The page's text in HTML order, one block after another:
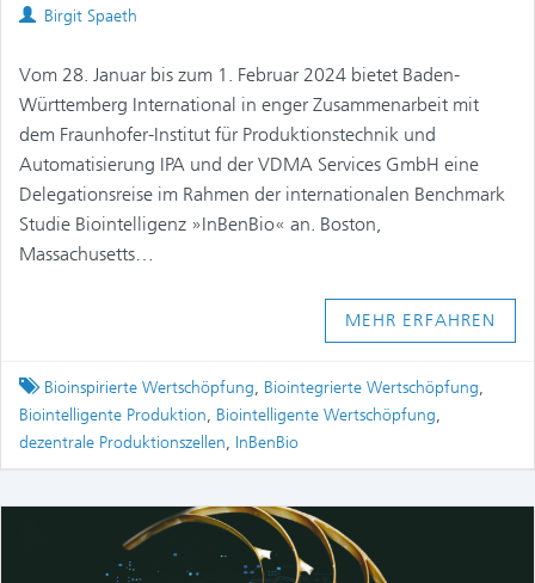
in
Authors
Birgit Spaeth
Vom 28. Januar bis zum 1. Februar 2024 bietet Baden-
Württemberg International in enger Zusammenarbeit mit
dem Fraunhofer-Institut für Produktionstechnik und
Automatisierung IPA und der VDMA Services GmbH eine
Delegationsreise im Rahmen der internationalen Benchmark
Studie Biointelligenz »InBenBio« an. Boston,
Massachusetts…
MEHR ERFAHREN
Tagged
Bioinspirierte Wertschöpfung, Biointegrierte Wertschöpfung,
Biointelligente Produktion, Biointelligente Wertschöpfung,
dezentrale Produktionszellen, InBenBio